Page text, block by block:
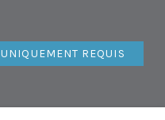
UNIQUEMENT REQUIS